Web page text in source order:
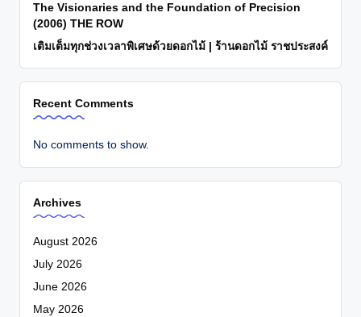
The Visionaries and the Foundation of Precision
(2006) THE ROW
เติมเต็มทุกช่วงเวลาพิเศษด้วยดอกไม้ | ร้านดอกไม้ ราชประสงค์
Recent Comments
No comments to show.
Archives
August 2026
July 2026
June 2026
May 2026